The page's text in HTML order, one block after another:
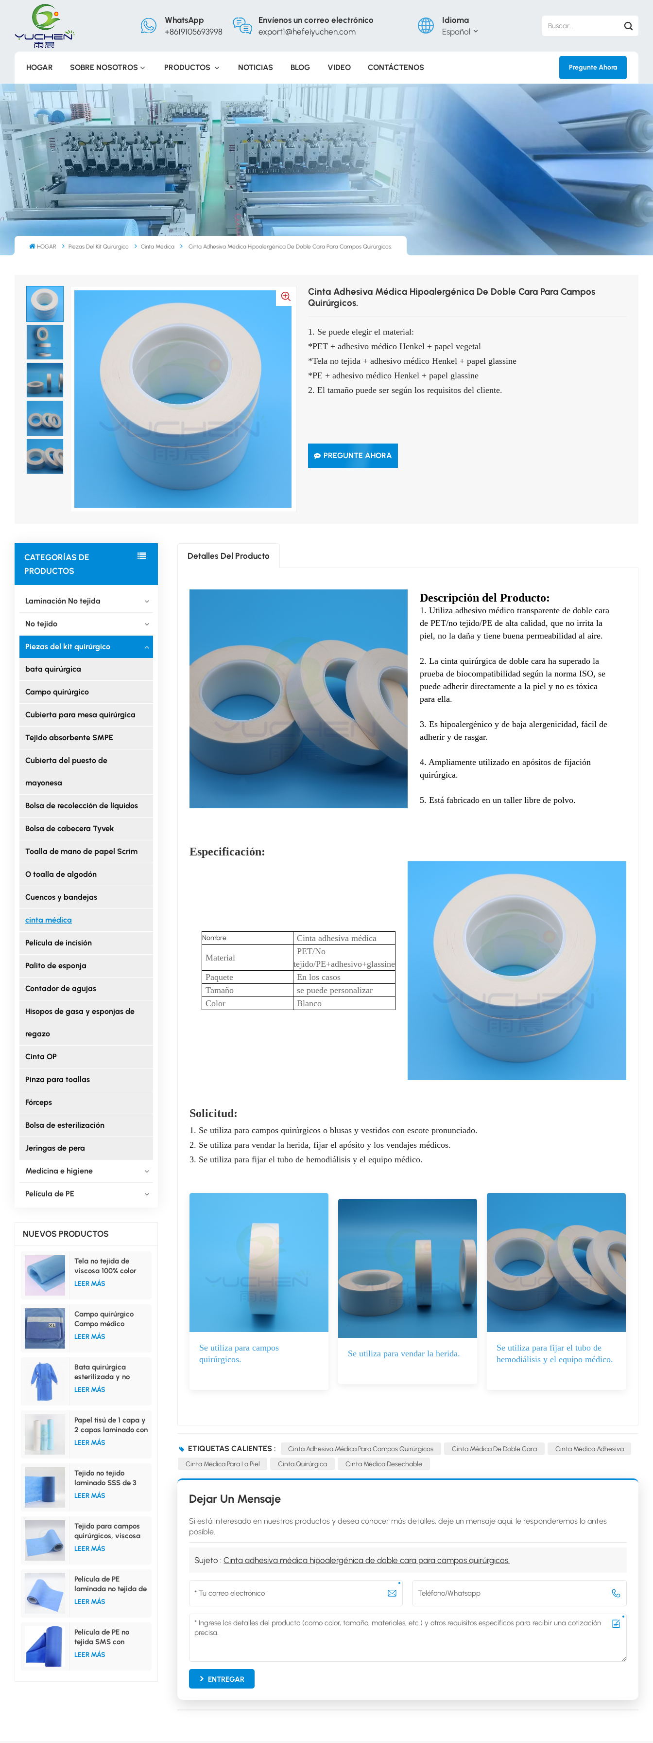
WhatsApp
+8619105693998
Envíenos un correo electrónico
export1@hefeiyuchen.com
Idioma
Español
English
عربي
HOGAR SOBRE NOSOTROS PRODUCTOS NOTICIAS BLOG VIDEO CONTÁCTENOS Pregunte Ahora
HOGAR Piezas Del Kit Quirúrgico Cinta Médica Cinta Adhesiva Médica Hipoalergénica De Doble Cara Para Campos Quirúrgicos.
Cinta Adhesiva Médica Hipoalergénica De Doble Cara Para Campos
Quirúrgicos.
1. Se puede elegir el material:
*PET + adhesivo médico Henkel + papel vegetal
*Tela no tejida + adhesivo médico Henkel + papel glassine
*PE + adhesivo médico Henkel + papel glassine
2. El tamaño puede ser según los requisitos del cliente.
PREGUNTE AHORA
CATEGORÍAS DE
PRODUCTOS
Laminación No tejida
No tejido
Piezas del kit quirúrgico
bata quirúrgica
Campo quirúrgico
Cubierta para mesa quirúrgica
Tejido absorbente SMPE
Cubierta del puesto de
mayonesa
Bolsa de recolección de líquidos
Bolsa de cabecera Tyvek
Toalla de mano de papel Scrim
O toalla de algodón
Cuencos y bandejas
cinta médica
Película de incisión
Palito de esponja
Contador de agujas
Hisopos de gasa y esponjas de
regazo
Cinta OP
Pinza para toallas
Fórceps
Bolsa de esterilización
Jeringas de pera
Medicina e higiene
Película de PE
NUEVOS PRODUCTOS
Tela no tejida de
viscosa 100% color
azul para uso médico.
LEER MÁS
Campo quirúrgico
Campo médico
Campo superior
LEER MÁS
Bata quirúrgica
esterilizada y no
esterilizada, tallas
LEER MÁS
Papel tisú de 1 capa y
2 capas laminado con
película de PE.
LEER MÁS
Tejido no tejido
laminado SSS de 3
capas de alta
LEER MÁS
Tejido para campos
quirúrgicos, viscosa
hidrofílica no tejida,
LEER MÁS
Película de PE
laminada no tejida de
PP hidrófilo o PP
LEER MÁS
Película de PE no
tejida SMS con
laminación completa
LEER MÁS
Detalles Del Producto
Descripción del Producto:
1. Utiliza adhesivo médico transparente de doble cara
de PET/no tejido/PE de alta calidad, que no irrita la
piel, no la daña y tiene buena permeabilidad al aire.
2. La cinta quirúrgica de doble cara ha superado la
prueba de biocompatibilidad según la norma ISO, se
puede adherir directamente a la piel y no es tóxica
para ella.
3. Es hipoalergénico y de baja alergenicidad, fácil de
adherir y de rasgar.
4. Ampliamente utilizado en apósitos de fijación
quirúrgica.
5. Está fabricado en un taller libre de polvo.
Especificación:
Nombre
Cinta adhesiva médica
Material
PET/No
tejido/PE+adhesivo+glassine
Paquete
En los casos
Tamaño
se puede personalizar
Color
Blanco
Solicitud:
1. Se utiliza para campos quirúrgicos o blusas y vestidos con escote pronunciado.
2. Se utiliza para vendar la herida, fijar el apósito y los vendajes médicos.
3. Se utiliza para fijar el tubo de hemodiálisis y el equipo médico.
Se utiliza para campos
quirúrgicos.
Se utiliza para vendar la herida.
Se utiliza para fijar el tubo de
hemodiálisis y el equipo médico.
ETIQUETAS CALIENTES : Cinta Adhesiva Médica Para Campos Quirúrgicos Cinta Médica De Doble Cara
Cinta Médica Adhesiva
Cinta Médica Para La Piel
Cinta Quirúrgica Cinta Médica Desechable
Dejar Un Mensaje
Si está interesado en nuestros productos y desea conocer más detalles, deje un mensaje aquí, le responderemos lo antes
posible.
Sujeto :Cinta adhesiva médica hipoalergénica de doble cara para campos quirúrgicos.
ENTREGAR